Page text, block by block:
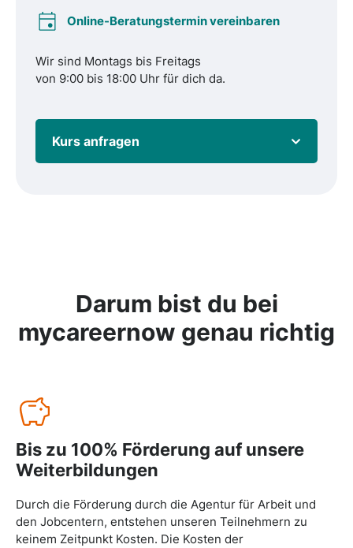
Online-Beratungstermin vereinbaren
Wir sind Montags bis Freitags
von 9:00 bis 18:00 Uhr für dich da.
Kurs anfragen
Darum bist du bei
mycareernow genau richtig
Bis zu 100% Förderung auf unsere
Weiterbildungen
Durch die Förderung durch die Agentur für Arbeit und
den Jobcentern, entstehen unseren Teilnehmern zu
keinem Zeitpunkt Kosten. Die Kosten der